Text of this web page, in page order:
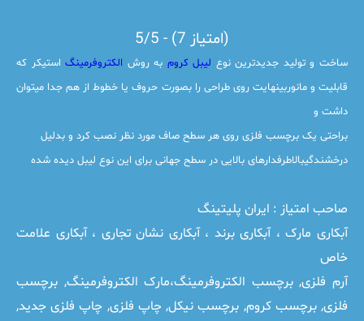
5/5 - (7 امتیاز)
ساخت و تولید جدیدترین نوع لیبل کروم به روش الکتروفرمینگاستیکر که
قابلیت و مانوربینهایت روی طراحی را بصورت حروف یا خطوط از هم جدا میتوان
داشت و
براحتی یک برچسب فلزی روی هر سطح صاف مورد نظر نصب کرد و بدلیل
درخشندگیبالاطرفدارهای بالایی در سطح جهانی برای این نوع لیبل دیده شده
صاحب امتیاز : ایران پلیتینگ
آبکاری مارک ، آبکاری برند ، آبکاری نشان تجاری ، آبکاری علامت
خاص
آرم فلزی,برچسب الکتروفرمینگ،مارک الکتروفرمینگ, برچسب
فلزی,برچسب کروم, برچسب نیکل,چاپ فلزی, چاپ فلزی جدید,